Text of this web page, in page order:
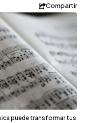
Compartir
puede transformar tus